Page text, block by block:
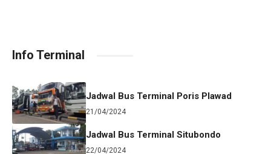
Info Terminal
Jadwal Bus Terminal Poris Plawad
21/04/2024
Jadwal Bus Terminal Situbondo
22/04/2024